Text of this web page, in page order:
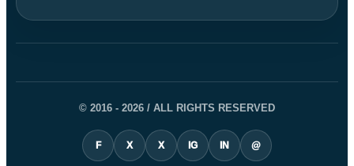
© 2016 - 2026 / ALL RIGHTS RESERVED
F X X IG IN @